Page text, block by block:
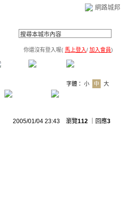
網路城邦
你還沒有登入喔( 馬上登入/ 加入會員)
公告區 訪客簿 市政中心
字體： 小 中 大
2005/01/04 23:43 瀏覽112 ｜回應3